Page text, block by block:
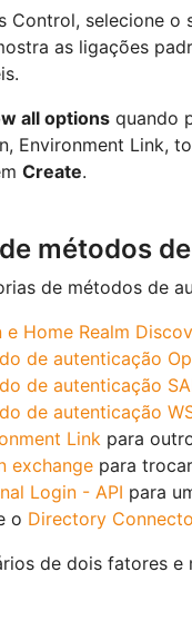
Control, selecione o
as ligações
all options quando
Environment Link,
Create.
métodos
de métodos de
e Home Realm
de autenticação
de autenticação
de autenticação
Link para
exchange para
Login - API para
o Directory
de dois fatores